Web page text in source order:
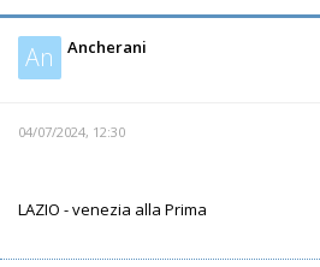
An Ancherani
04/07/2024, 12:30
LAZIO - venezia alla Prima